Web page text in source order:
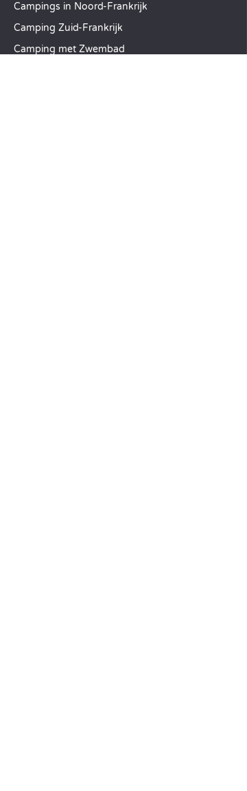
Campings in Noord-Frankrijk
Camping Zuid-Frankrijk
Camping met Zwembad